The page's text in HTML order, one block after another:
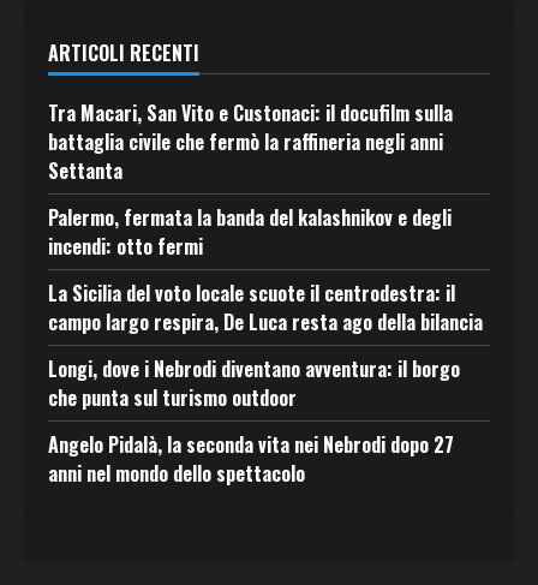
ARTICOLI RECENTI
Tra Macari, San Vito e Custonaci: il docufilm sulla
battaglia civile che fermò la raffineria negli anni
Settanta
Palermo, fermata la banda del kalashnikov e degli
incendi: otto fermi
La Sicilia del voto locale scuote il centrodestra: il
campo largo respira, De Luca resta ago della bilancia
Longi, dove i Nebrodi diventano avventura: il borgo
che punta sul turismo outdoor
Angelo Pidalà, la seconda vita nei Nebrodi dopo 27
anni nel mondo dello spettacolo